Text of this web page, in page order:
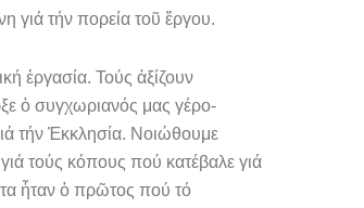
γιά τήν πορεία τοῦ ἔργου.
ἐργασία. Τούς ἀξίζουν
ὁ συγχωριανός μας γέ­ρο-
τήν Ἐκκλησία. Νοιώθουμε
τούς κόπους πού κατέβαλε γιά
ἦταν ὁ πρῶτος πού τό